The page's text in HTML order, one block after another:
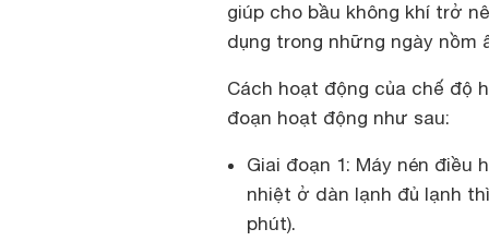
giúp cho bầu không khí trở
dụng trong những ngày nồm
Cách hoạt động của chế độ
đoạn hoạt động như sau:
Giai đoạn 1: Máy nén
nhiệt ở dàn lạnh đủ lạnh
phút).